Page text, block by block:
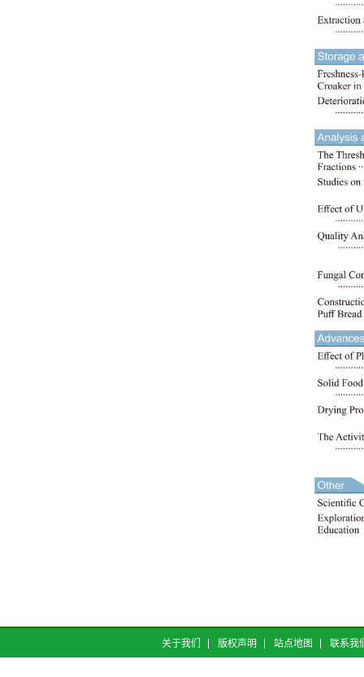
关于我们 版权声明 站点地图 联系我